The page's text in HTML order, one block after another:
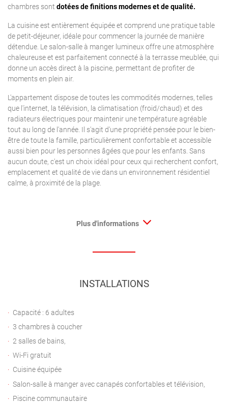
chambres sont dotées de finitions modernes et de qualité.
La cuisine est entièrement équipée et comprend une pratique table
de petit-déjeuner, idéale pour commencer la journée de manière
détendue. Le salon-salle à manger lumineux offre une atmosphère
chaleureuse et est parfaitement connecté à la terrasse meublée, qui
donne un accès direct à la piscine, permettant de profiter de
moments en plein air.
L'appartement dispose de toutes les commodités modernes, telles
que l'internet, la télévision, la climatisation (froid/chaud) et des
radiateurs électriques pour maintenir une température agréable
tout au long de l'année. Il s'agit d'une propriété pensée pour le bien-
être de toute la famille, particulièrement confortable et accessible
aussi bien pour les personnes âgées que pour les enfants. Sans
aucun doute, c'est un choix idéal pour ceux qui recherchent confort,
emplacement et qualité de vie dans un environnement résidentiel
calme, à proximité de la plage.
Plus d'informations
INSTALLATIONS
Capacité : 6 adultes
3 chambres à coucher
2 salles de bains,
Wi-Fi gratuit
Cuisine équipée
Salon-salle à manger avec canapés confortables et télévision,
Piscine communautaire